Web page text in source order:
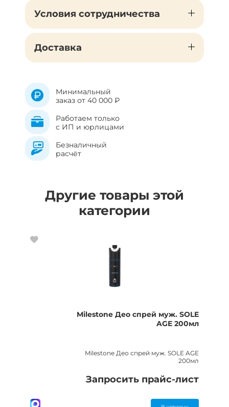
Условия сотрудничества
Доставка
Минимальный
заказ от 40 000 ₽
Работаем только
с ИП и юрлицами
Безналичный
расчёт
Другие товары этой
категории
Milestone Део спрей муж. SOLE
AGE 200мл
Milestone Део спрей муж. SOLE AGE
200мл
Запросить прайс-лист